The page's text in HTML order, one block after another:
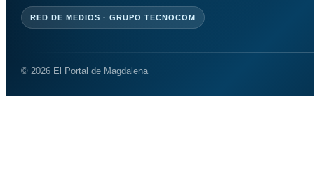
RED DE MEDIOS · GRUPO TECNOCOM
© 2026 El Portal de Magdalena